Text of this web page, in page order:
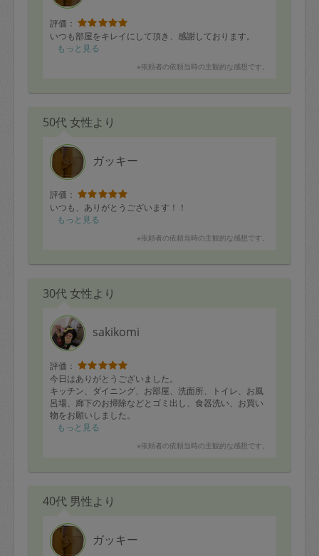
評価：
いつも部屋をキレイにして頂き、感謝しております。
もっと見る
※依頼者の依頼当時の主観的な感想です。
50代 女性より
ガッキー
評価：
いつも、ありがとうございます！！
もっと見る
※依頼者の依頼当時の主観的な感想です。
30代 女性より
sakikomi
評価：
今日はありがとうございました。
キッチン、ダイニング、お部屋、洗面所、トイレ、お風
呂場、廊下のお掃除などとゴミ出し、食器洗い、お買い
物をお願いしました。
今回はパイプマンで排水溝のお掃除もして頂きました。
毎回とても助かっています。
もっと見る
※依頼者の依頼当時の主観的な感想です。
40代 男性より
ガッキー